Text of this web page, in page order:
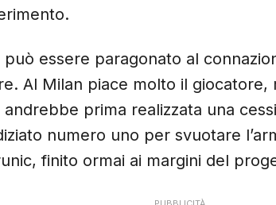
essere paragonato al
Al Milan piace molto il
prima realizzata una
numero uno per svuotare
finito ormai ai margini del